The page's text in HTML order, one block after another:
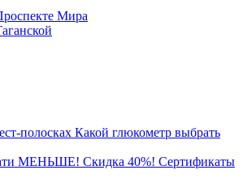
Мира
полосках Какой глюкометр выбрать
МЕНЬШЕ! Скидка 40%! Сертификаты